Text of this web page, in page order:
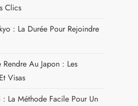
Clics
: La Durée Pour Rejoindre
Rendre Au Japon : Les
Visas
La Méthode Facile Pour Un